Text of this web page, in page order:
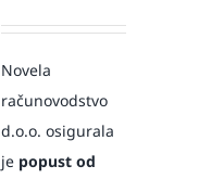
Novela
računovodstvo
d.o.o. osigurala
je popust od